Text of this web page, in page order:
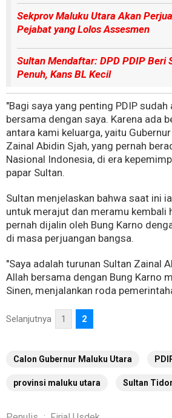
Sekprov Maluku Utara Akan
Pejabat yang Lolos Assesmen
Sultan Mendaftar: DPD PDIP Beri
Penuh, Kans BL Kecil
"Bagi saya yang penting PDIP
bersama dengan saya. Karena ada
antara kami keluarga, yaitu
Zainal Abidin Sjah, yang pernah
Nasional Indonesia, di era
papar Sultan.
Sultan menjelaskan bahwa saat ini
untuk merajut dan meramu kembali
pernah dijalin oleh Bung Karno
di masa perjuangan bangsa.
"Saya adalah turunan Sultan Zainal
Allah bersama dengan Bung Karno
Sinen, menjalankan roda
Selanjutnya 1 2
Calon Gubernur Maluku Utara
provinsi maluku utara Sultan